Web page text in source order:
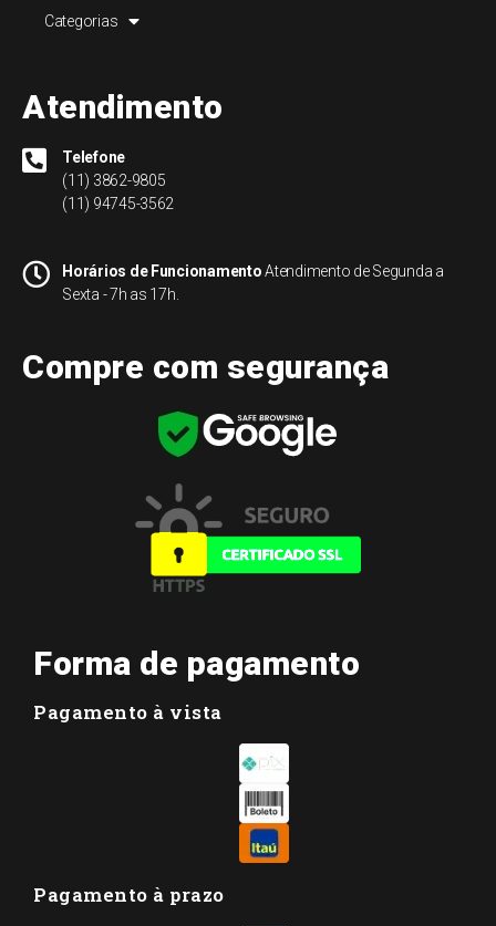
Categorias
Atendimento
Telefone
(11) 3862-9805
(11) 94745-3562
Horários de FuncionamentoAtendimento de Segunda a
Sexta - 7h as 17h.
Compre com segurança
Forma de pagamento
Pagamento à vista
Pagamento à prazo